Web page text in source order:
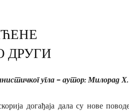
ДРУГИ
угла – аутор: Милорад
догађаја дала су нове